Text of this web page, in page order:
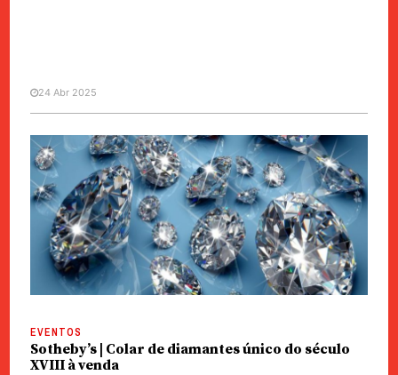
POLÍTICA
LAG 2025 | Empresa vai modificar
pedras preciosas dos países
lusófonos
24 Abr 2025
EVENTOS
Sotheby’s | Colar de diamantes único do século
XVIII à venda